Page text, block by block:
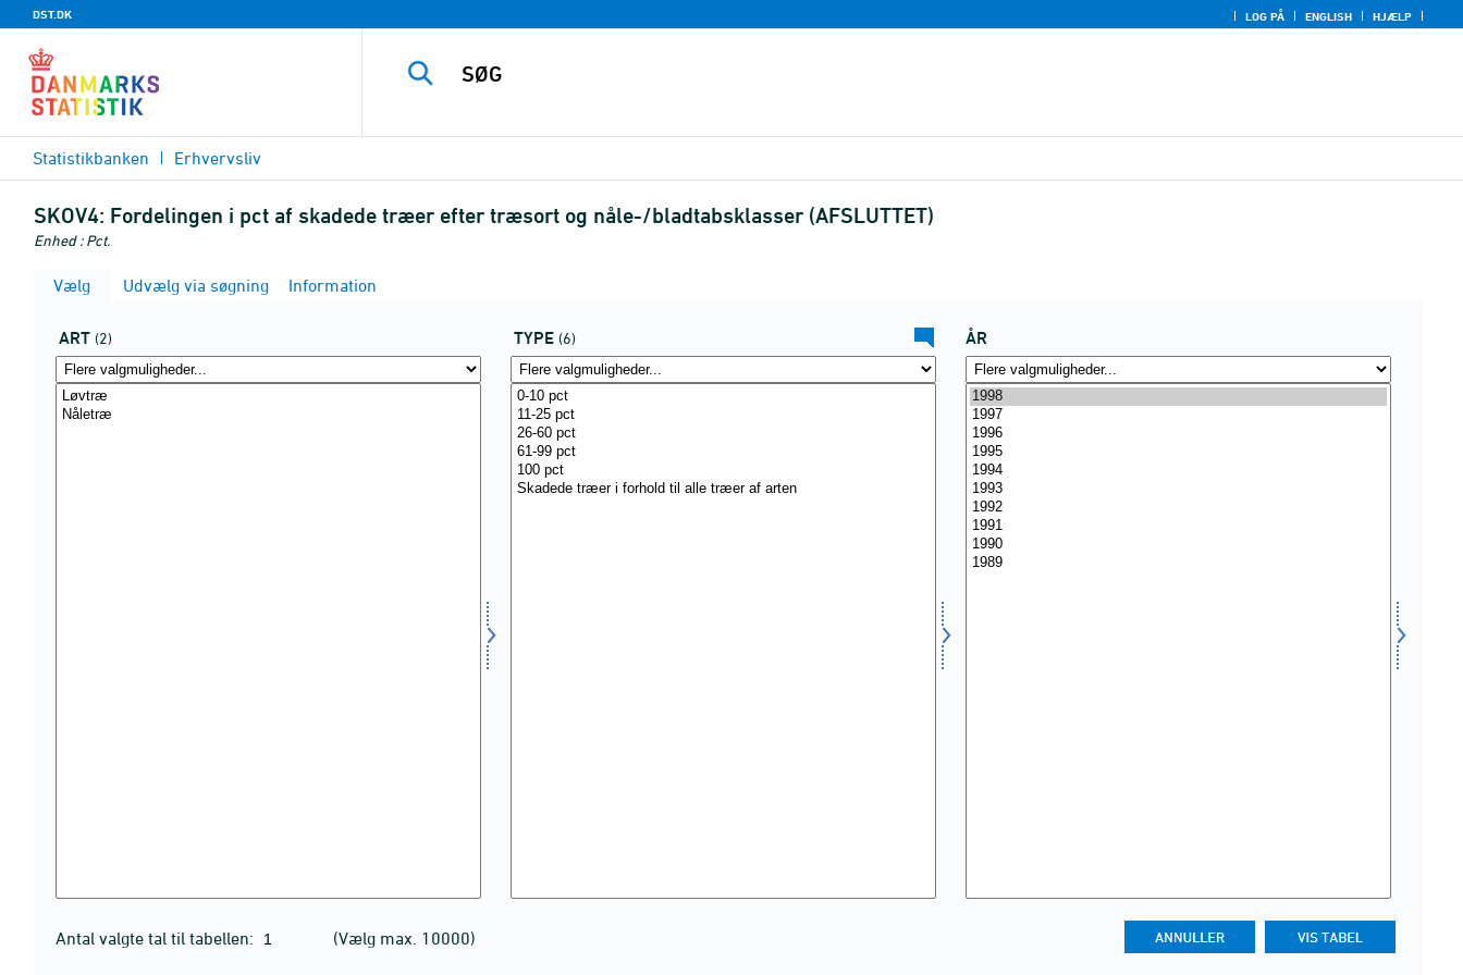
DST.DK LOG PÅ ENGLISH HJÆLP
Statistikbanken Erhvervsliv
SKOV4: Fordelingen i pct af skadede træer efter træsort og nåle-/bladtabsklasser (AFSLUTTET)
Enhed : Pct.
Vælg Udvælg via søgning Information
ART (2) TYPE (6) ÅR
Antal valgte tal til tabellen: (Vælg max. 10000)